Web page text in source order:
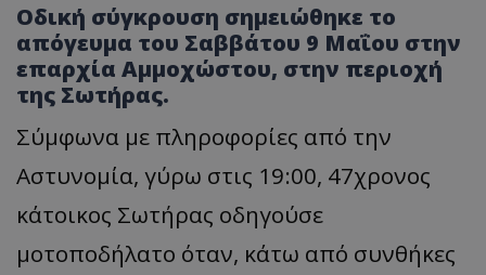
Οδική σύγκρουση σημειώθηκε το
απόγευμα του Σαββάτου 9 Μαΐου στην
επαρχία Αμμοχώστου, στην περιοχή
της Σωτήρας.
Σύμφωνα με πληροφορίες από την
Αστυνομία, γύρω στις 19:00, 47χρονος
κάτοικος Σωτήρας οδηγούσε
μοτοποδήλατο όταν, κάτω από συνθήκες